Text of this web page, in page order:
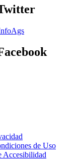
de Uso
Accesibilidad